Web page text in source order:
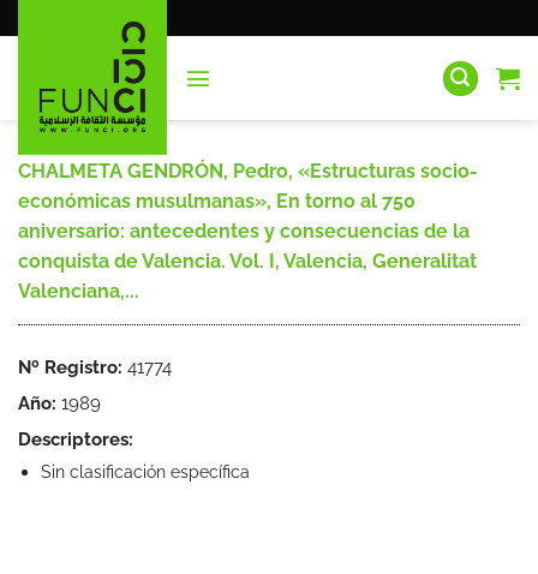
al
CHALMETA GENDRÓN, Pedro, «Estructuras socio-
económicas musulmanas», En torno al 750
aniversario: antecedentes y consecuencias de la
conquista de Valencia. Vol. I, Valencia, Generalitat
Valenciana,...
Nº Registro: 41774
Año: 1989
Descriptores:
Sin clasificación específica